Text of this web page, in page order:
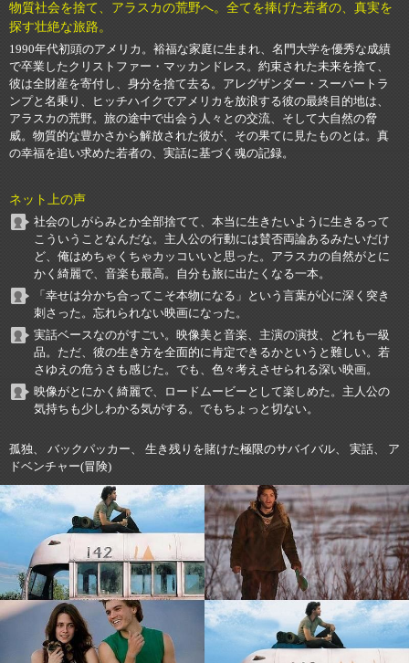
物質社会を捨て、アラスカの荒野へ。全てを捧げた若者の、真実を
探す壮絶な旅路。
1990年代初頭のアメリカ。裕福な家庭に生まれ、名門大学を優秀な成績
で卒業したクリストファー・マッカンドレス。約束された未来を捨て、
彼は全財産を寄付し、身分を捨て去る。アレグザンダー・スーパートラ
ンプと名乗り、ヒッチハイクでアメリカを放浪する彼の最終目的地は、
アラスカの荒野。旅の途中で出会う人々との交流、そして大自然の脅
威。物質的な豊かさから解放された彼が、その果てに見たものとは。真
の幸福を追い求めた若者の、実話に基づく魂の記録。
ネット上の声
社会のしがらみとか全部捨てて、本当に生きたいように生きるって
こういうことなんだな。主人公の行動には賛否両論あるみたいだけ
ど、俺はめちゃくちゃカッコいいと思った。アラスカの自然がとに
かく綺麗で、音楽も最高。自分も旅に出たくなる一本。
「幸せは分かち合ってこそ本物になる」という言葉が心に深く突き
刺さった。忘れられない映画になった。
実話ベースなのがすごい。映像美と音楽、主演の演技、どれも一級
品。ただ、彼の生き方を全面的に肯定できるかというと難しい。若
さゆえの危うさも感じた。でも、色々考えさせられる深い映画。
映像がとにかく綺麗で、ロードムービーとして楽しめた。主人公の
気持ちも少しわかる気がする。でもちょっと切ない。
孤独、 バックパッカー、 生き残りを賭けた極限のサバイバル、 実話、 ア
ドベンチャー(冒険)